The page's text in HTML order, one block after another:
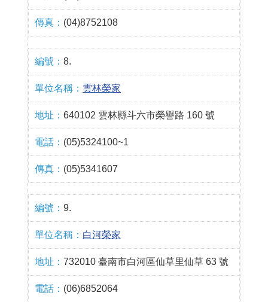
(04)8752108
8.
雲林榮家
640102 雲林縣斗六市榮譽路 160 號
(05)5324100~1
(05)5341607
9.
白河榮家
732010 臺南市白河區仙草里仙草 63 號
(06)6852064